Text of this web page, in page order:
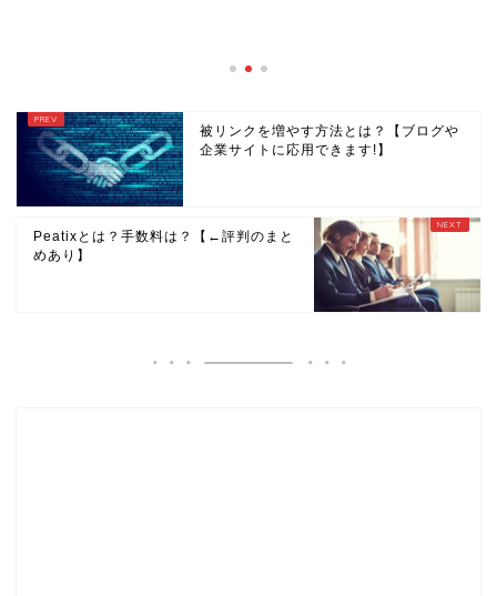
被リンクを増やす方法とは？【ブログや
企業サイトに応用できます!】
Peatixとは？手数料は？【←評判のまと
めあり】